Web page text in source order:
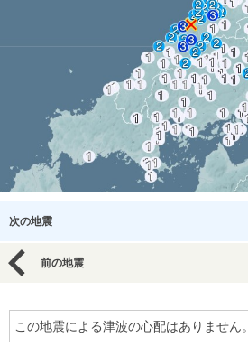
次の地震
前の地震
この地震による津波の心配はありません。